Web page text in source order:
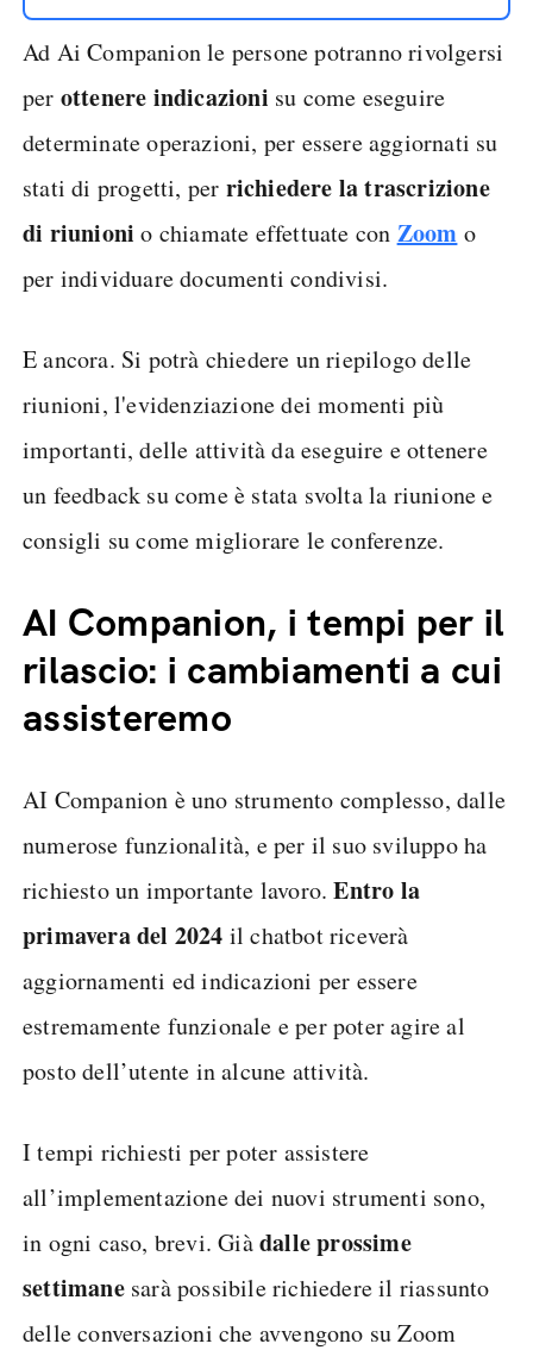
Ad Ai Companion le persone potranno rivolgersi
per ottenere indicazioni su come eseguire
determinate operazioni, per essere aggiornati su
stati di progetti, per richiedere la trascrizione
di riunioni o chiamate effettuate con Zoom o
per individuare documenti condivisi.
E ancora. Si potrà chiedere un riepilogo delle
riunioni, l'evidenziazione dei momenti più
importanti, delle attività da eseguire e ottenere
un feedback su come è stata svolta la riunione e
consigli su come migliorare le conferenze.
AI Companion, i tempi per il
rilascio: i cambiamenti a cui
assisteremo
AI Companion è uno strumento complesso, dalle
numerose funzionalità, e per il suo sviluppo ha
richiesto un importante lavoro.Entro la
primavera del 2024 il chatbot riceverà
aggiornamenti ed indicazioni per essere
estremamente funzionale e per poter agire al
posto dell’utente in alcune attività.
I tempi richiesti per poter assistere
all’implementazione dei nuovi strumenti sono,
in ogni caso, brevi. Giàdalle prossime
settimanesarà possibile richiedere il riassunto
delle conversazioni che avvengono su Zoom